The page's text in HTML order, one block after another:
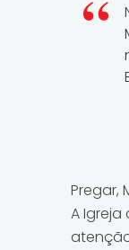
Pregar,
A Igreja